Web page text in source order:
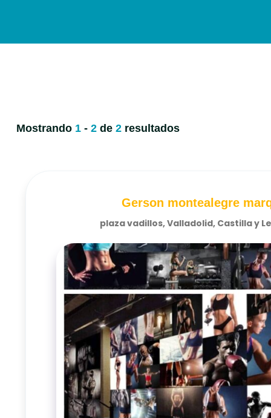
Mostrando 1 - 2 de 2 resultados
Gerson montealegre
plaza vadillos, Valladolid, Castilla y